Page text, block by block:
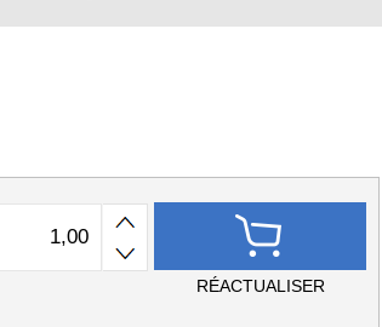
RÉACTUALISER